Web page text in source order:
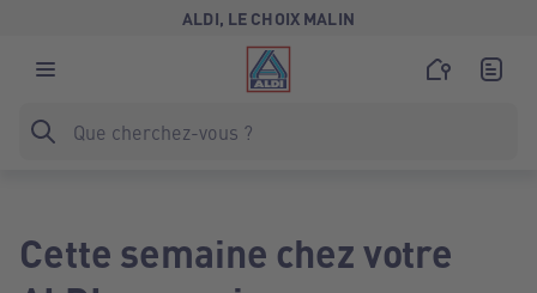
ALDI, LE CHOIX MALIN
Cette semaine chez votre